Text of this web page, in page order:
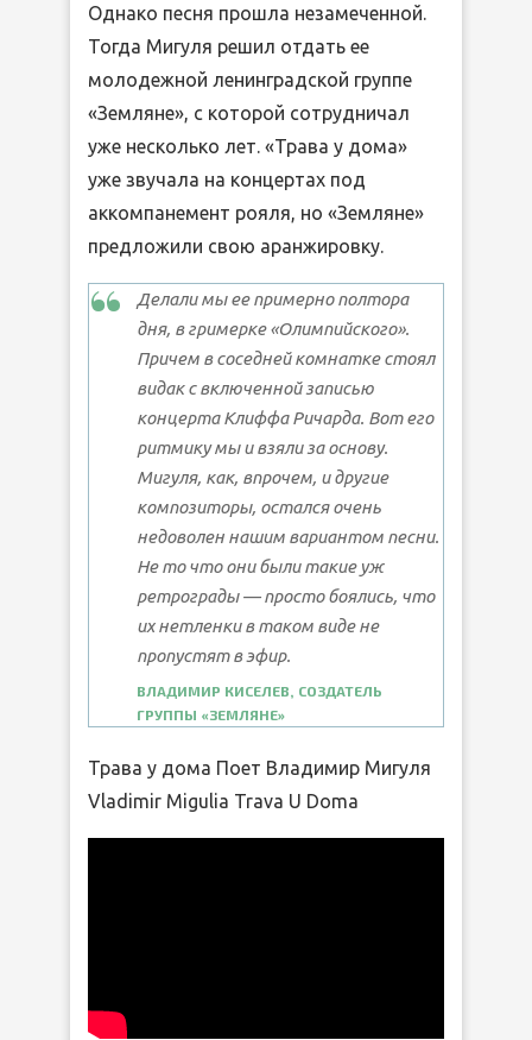
Однако песня прошла незамеченной.
Тогда Мигуля решил отдать ее
молодежной ленинградской группе
«Земляне», с которой сотрудничал
уже несколько лет. «Трава у дома»
уже звучала на концертах под
аккомпанемент рояля, но «Земляне»
предложили свою аранжировку.
Делали мы ее примерно полтора
дня, в гримерке «Олимпийского».
Причем в соседней комнатке стоял
видак с включенной записью
концерта Клиффа Ричарда. Вот его
ритмику мы и взяли за основу.
Мигуля, как, впрочем, и другие
композиторы, остался очень
недоволен нашим вариантом песни.
Не то что они были такие уж
ретрограды — просто боялись, что
их нетленки в таком виде не
пропустят в эфир.
ВЛАДИМИР КИСЕЛЕВ, СОЗДАТЕЛЬ
ГРУППЫ «ЗЕМЛЯНЕ»
Трава у дома Поет Владимир Мигуля
Vladimir Migulia Trava U Doma